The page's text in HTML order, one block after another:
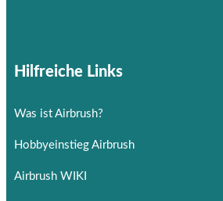
Hilfreiche Links
Was ist Airbrush?
Hobbyeinstieg Airbrush
Airbrush WIKI